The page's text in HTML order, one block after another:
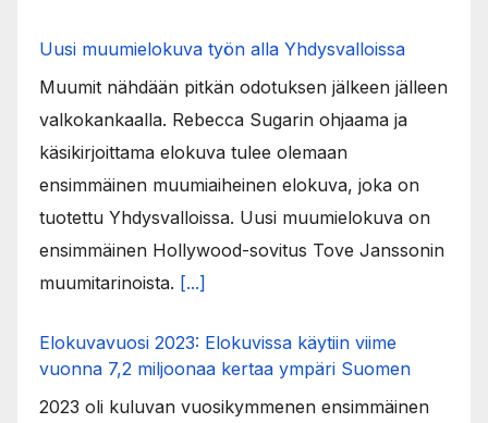
Uusi muumielokuva työn alla Yhdysvalloissa
Muumit nähdään pitkän odotuksen jälkeen jälleen
valkokankaalla. Rebecca Sugarin ohjaama ja
käsikirjoittama elokuva tulee olemaan
ensimmäinen muumiaiheinen elokuva, joka on
tuotettu Yhdysvalloissa. Uusi muumielokuva on
ensimmäinen Hollywood-sovitus Tove Janssonin
muumitarinoista. [...]
Elokuvavuosi 2023: Elokuvissa käytiin viime
vuonna 7,2 miljoonaa kertaa ympäri Suomen
2023 oli kuluvan vuosikymmenen ensimmäinen